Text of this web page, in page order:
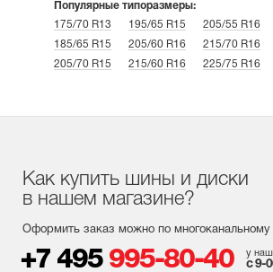
Популярные типоразмеры:
175/70 R13
195/65 R15 205/55 R16
185/65 R15
205/60 R16 215/70 R16
205/70 R15
215/60 R16 225/75 R16
Как купить шины и диски
в нашем магазине?
Оформить заказ можно по многоканальному
+7 495 995-80-40 у
с 9-